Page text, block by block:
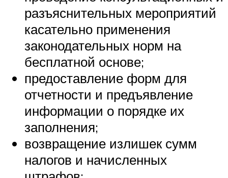
разъяснительных мероприятий
касательно применения
законодательных норм на
бесплатной основе;
предоставление форм для
отчетности и предъявление
информации о порядке их
заполнения;
возвращение излишек сумм
налогов и начисленных